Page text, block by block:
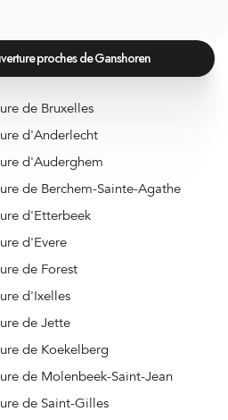
proches de Ganshoren
de Bruxelles
d'Anderlecht
d'Auderghem
de Berchem-Sainte-Agathe
d'Etterbeek
d'Evere
de Forest
d'Ixelles
de Jette
de Koekelberg
de Molenbeek-Saint-Jean
de Saint-Gilles